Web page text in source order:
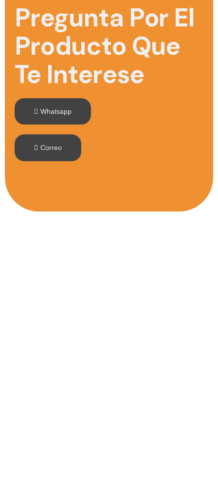
Pregunta Por El
Producto Que
Te Interese
Whatsapp
Correo